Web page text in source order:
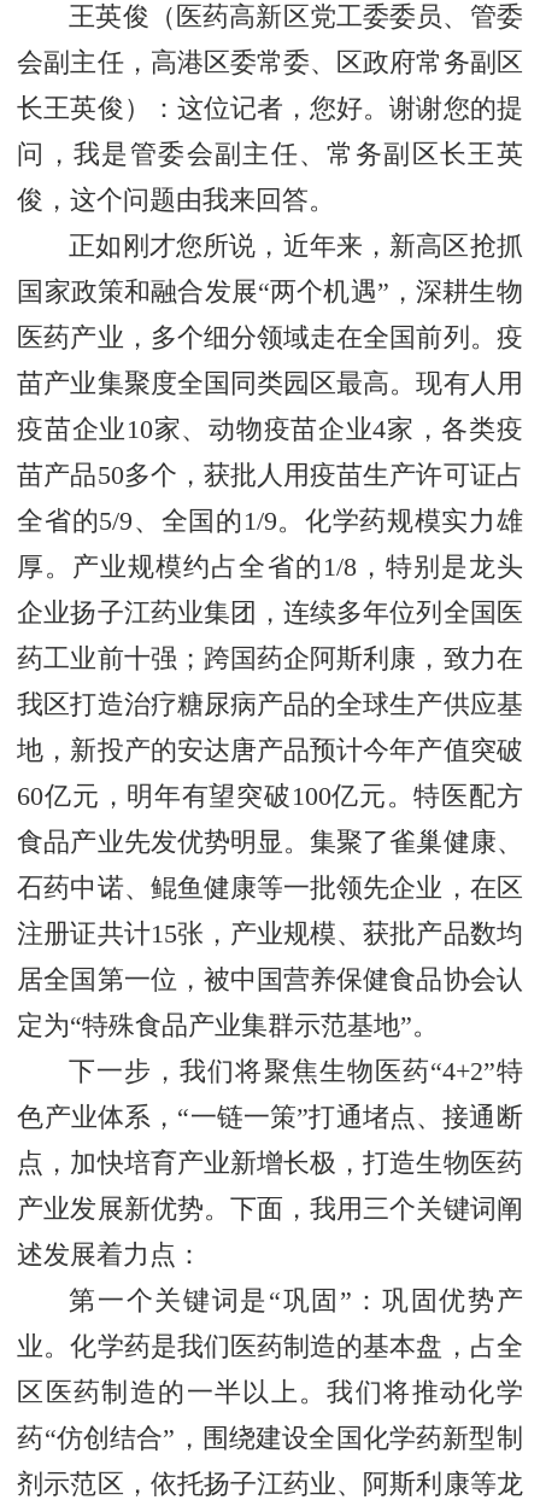
王英俊（ 医药高新区党工委委员、管委
会副主任，高港区委常委、区政府常务副区
长王英俊 ）：这位记者，您好。谢谢您的提
问，我是管委会副主任、常务副区长王英
俊，这个问题由我来回答。
正如刚才您所说，近年来，新高区抢抓
国家政策和融合发展“两个机遇”，深耕生物
医药产业，多个细分领域走在全国前列。疫
苗产业集聚度全国同类园区最高。现有人用
疫苗企业10家、动物疫苗企业4家，各类疫
苗产品50多个，获批人用疫苗生产许可证占
全省的5/9、全国的1/9。化学药规模实力雄
厚。产业规模约占全省的1/8，特别是龙头
企业扬子江药业集团，连续多年位列全国医
药工业前十强；跨国药企阿斯利康，致力在
我区打造治疗糖尿病产品的全球生产供应基
地，新投产的安达唐产品预计今年产值突破
60亿元，明年有望突破100亿元。特医配方
食品产业先发优势明显。集聚了雀巢健康、
石药中诺、鲲鱼健康等一批领先企业，在区
注册证共计15张，产业规模、获批产品数均
居全国第一位，被中国营养保健食品协会认
定为“特殊食品产业集群示范基地”。
下一步，我们将聚焦生物医药“4+2”特
色产业体系，“一链一策”打通堵点、接通断
点，加快培育产业新增长极，打造生物医药
产业发展新优势。下面，我用三个关键词阐
述发展着力点：
第一个关键词是“巩固”：巩固优势产
业。化学药是我们医药制造的基本盘，占全
区医药制造的一半以上。我们将推动化学
药“仿创结合”，围绕建设全国化学药新型制
剂示范区，依托扬子江药业、阿斯利康等龙